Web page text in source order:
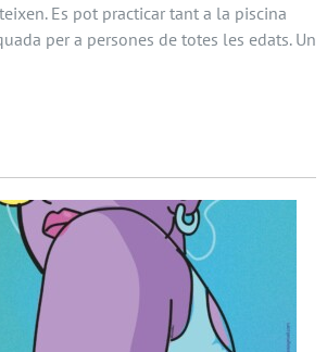
Es pot practicar tant a la piscina
per a persones de totes les edats. Un